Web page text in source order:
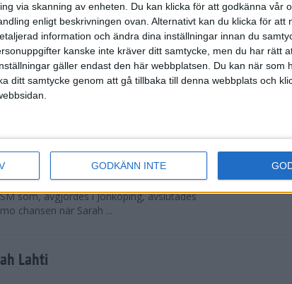
via skanning av enheten. Du kan klicka för att godkänna vår
enligt beskrivningen ovan. Alternativt kan du klicka för att
information och ändra dina inställningar innan du
kanske inte kräver ditt samtycke, men du har rätt
gäller endast den här webbplatsen. Du kan när som
ditt samtycke genom att gå tillbaka till denna webbplats och
GODKÄNN INTE
City Marathon
världens mest kända maratonlopp
ett lopp som samlar cirka 50 000 deltagare
300 från Sverige.
Lillemo vinna ett SM-guld i seniorklassen i
som, avgjordes i Jönköping, avslutades
chansen när Sarah ...
Lahti